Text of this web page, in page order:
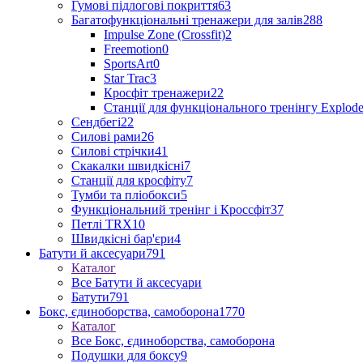
Гумові підлогові покриття63
Багатофункціональні тренажери для залів288
Impulse Zone (Crossfit)2
Freemotion0
SportsArt0
Star Trac3
Кросфіт тренажери22
Станції для функціонального тренінгу Explode
Сендбегі22
Силові рами26
Силові стрічки41
Скакалки швидкісні7
Станції для кросфіту7
Тумби та пліобокси5
Функціональний тренінг і Кроссфіт37
Петлі TRX10
Швидкісні бар'єри4
Батути й аксесуари791
Каталог
Все Батути й аксесуари
Батути791
Бокс, єдиноборства, самоборона1770
Каталог
Все Бокс, єдиноборства, самоборона
Подушки для боксу9